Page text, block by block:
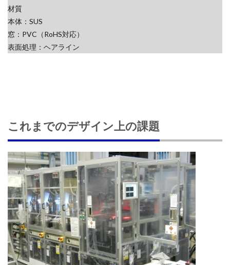
材質
本体：SUS
窓：PVC（RoHS対応）
表面処理：ヘアライン
これまでのデザイン上の課題